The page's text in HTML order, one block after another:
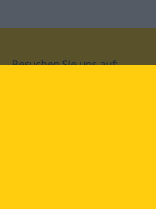
Besuchen Sie uns auf: